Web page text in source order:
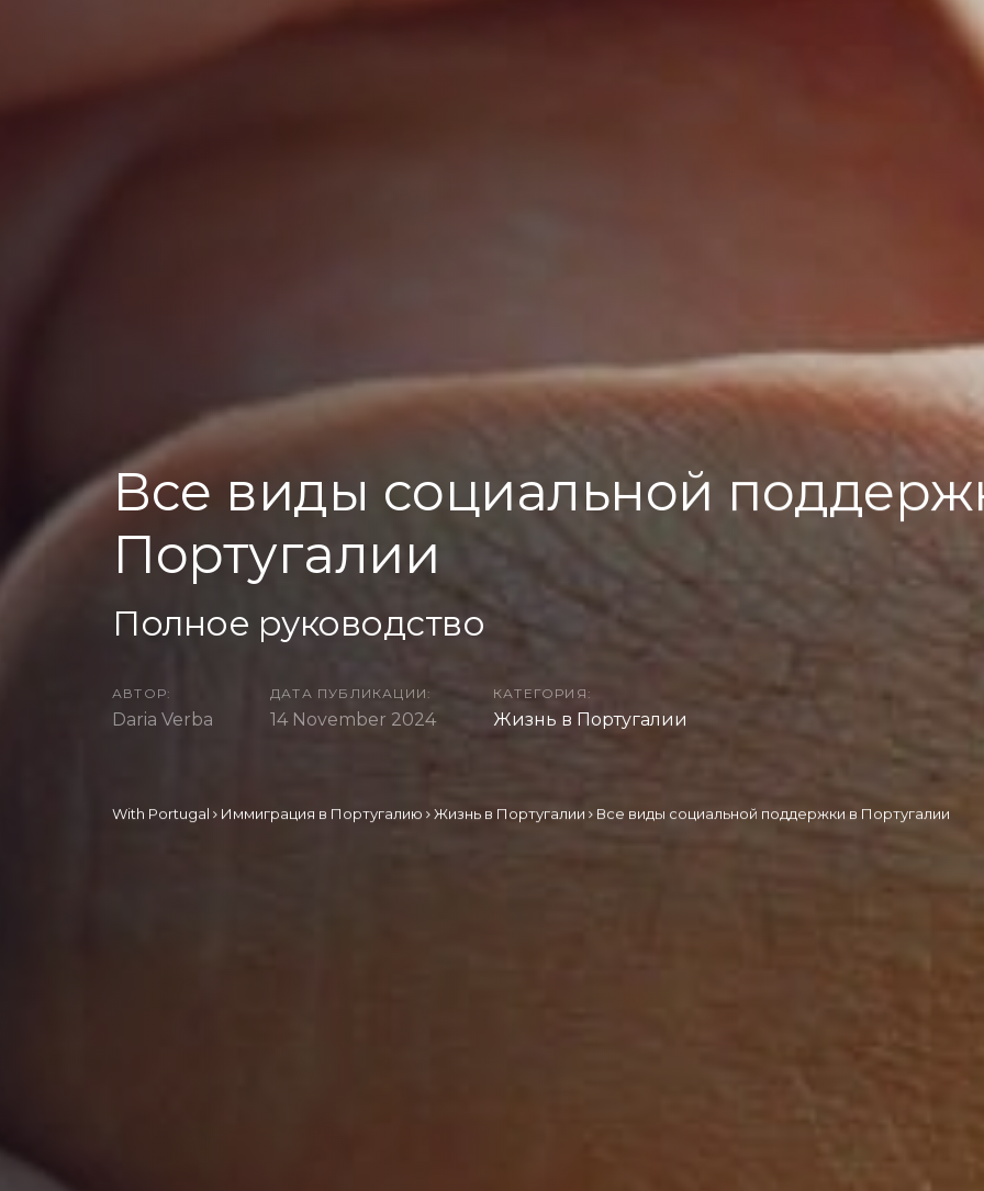
Все виды социальной
Португалии
Полное руководство
АВТОР:
Daria Verba
ДАТА ПУБЛИКАЦИИ:
14 November 2024
КАТЕГОРИЯ:
Жизнь в Португалии
With Portugal Иммиграция в Португалию Жизнь в Португалии Все виды социальной поддержки в Португалии